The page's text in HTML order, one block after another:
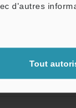
d'autres
Tout